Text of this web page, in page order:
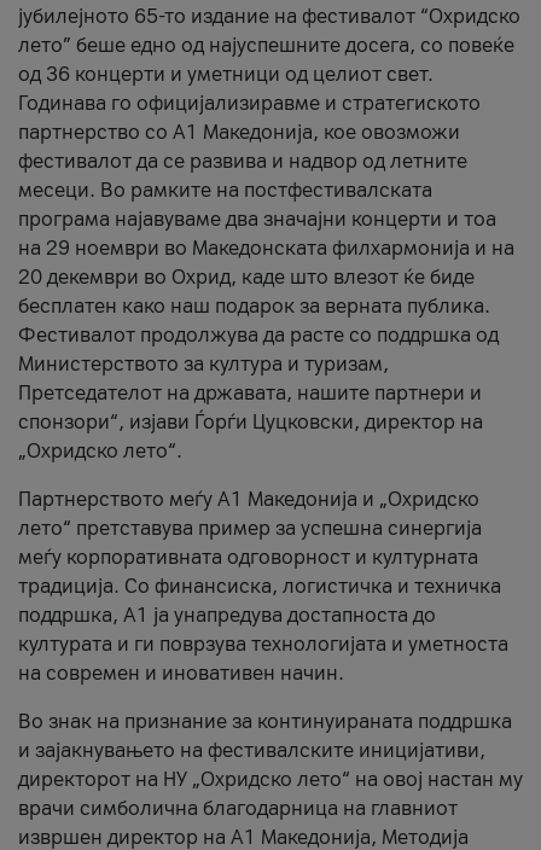
јубилејното 65-то издание на фестивалот “Охридско
лето” беше едно од најуспешните досега, со повеќе
од 36 концерти и уметници од целиот свет.
Годинава го официјализиравме и стратегиското
партнерство со А1 Македонија, кое овозможи
фестивалот да се развива и надвор од летните
месеци. Во рамките на постфестивалската
програма најавуваме два значајни концерти и тоа
на 29 ноември во Македонската филхармонија и на
20 декември во Охрид, каде што влезот ќе биде
бесплатен како наш подарок за верната публика.
Фестивалот продолжува да расте со поддршка од
Министерството за култура и туризам,
Претседателот на државата, нашите партнери и
спонзори“, изјави Ѓорѓи Цуцковски, директор на
„Охридско лето“.
Партнерството меѓу A1 Македонија и „Охридско
лето“ претставува пример за успешна синергија
меѓу корпоративната одговорност и културната
традиција. Со финансиска, логистичка и техничка
поддршка, A1 ја унапредува достапноста до
културата и ги поврзува технологијата и уметноста
на современ и иновативен начин.
Во знак на признание за континуираната поддршка
и зајакнувањето на фестивалските иницијативи,
директорот на НУ „Охридско лето“ на овој настан му
врачи симболична благодарница на главниот
извршен директор на A1 Македонија, Методија